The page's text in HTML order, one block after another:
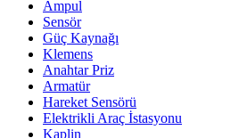
Ampul
Sensör
Güç Kaynağı
Klemens
Anahtar Priz
Armatür
Hareket Sensörü
Elektrikli Araç İstasyonu
Kaplin